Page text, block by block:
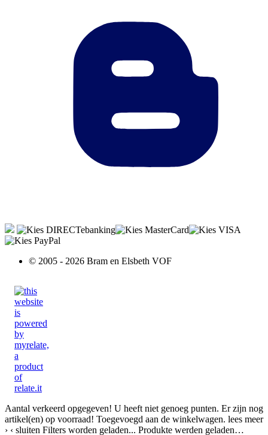
© 2005 - 2026 Bram en Elsbeth VOF
Aantal verkeerd opgegeven! U heeft niet genoeg punten. Er zijn nog
artikel(en) op voorraad! Toegevoegd aan de winkelwagen. lees meer
› ‹ sluiten Filters worden geladen... Produkte werden geladen…